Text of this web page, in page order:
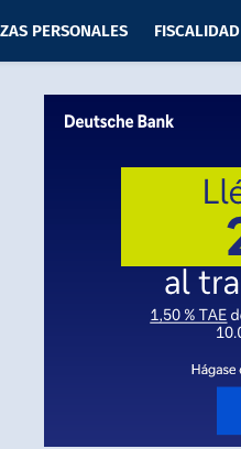
PERSONALES FISCALIDAD